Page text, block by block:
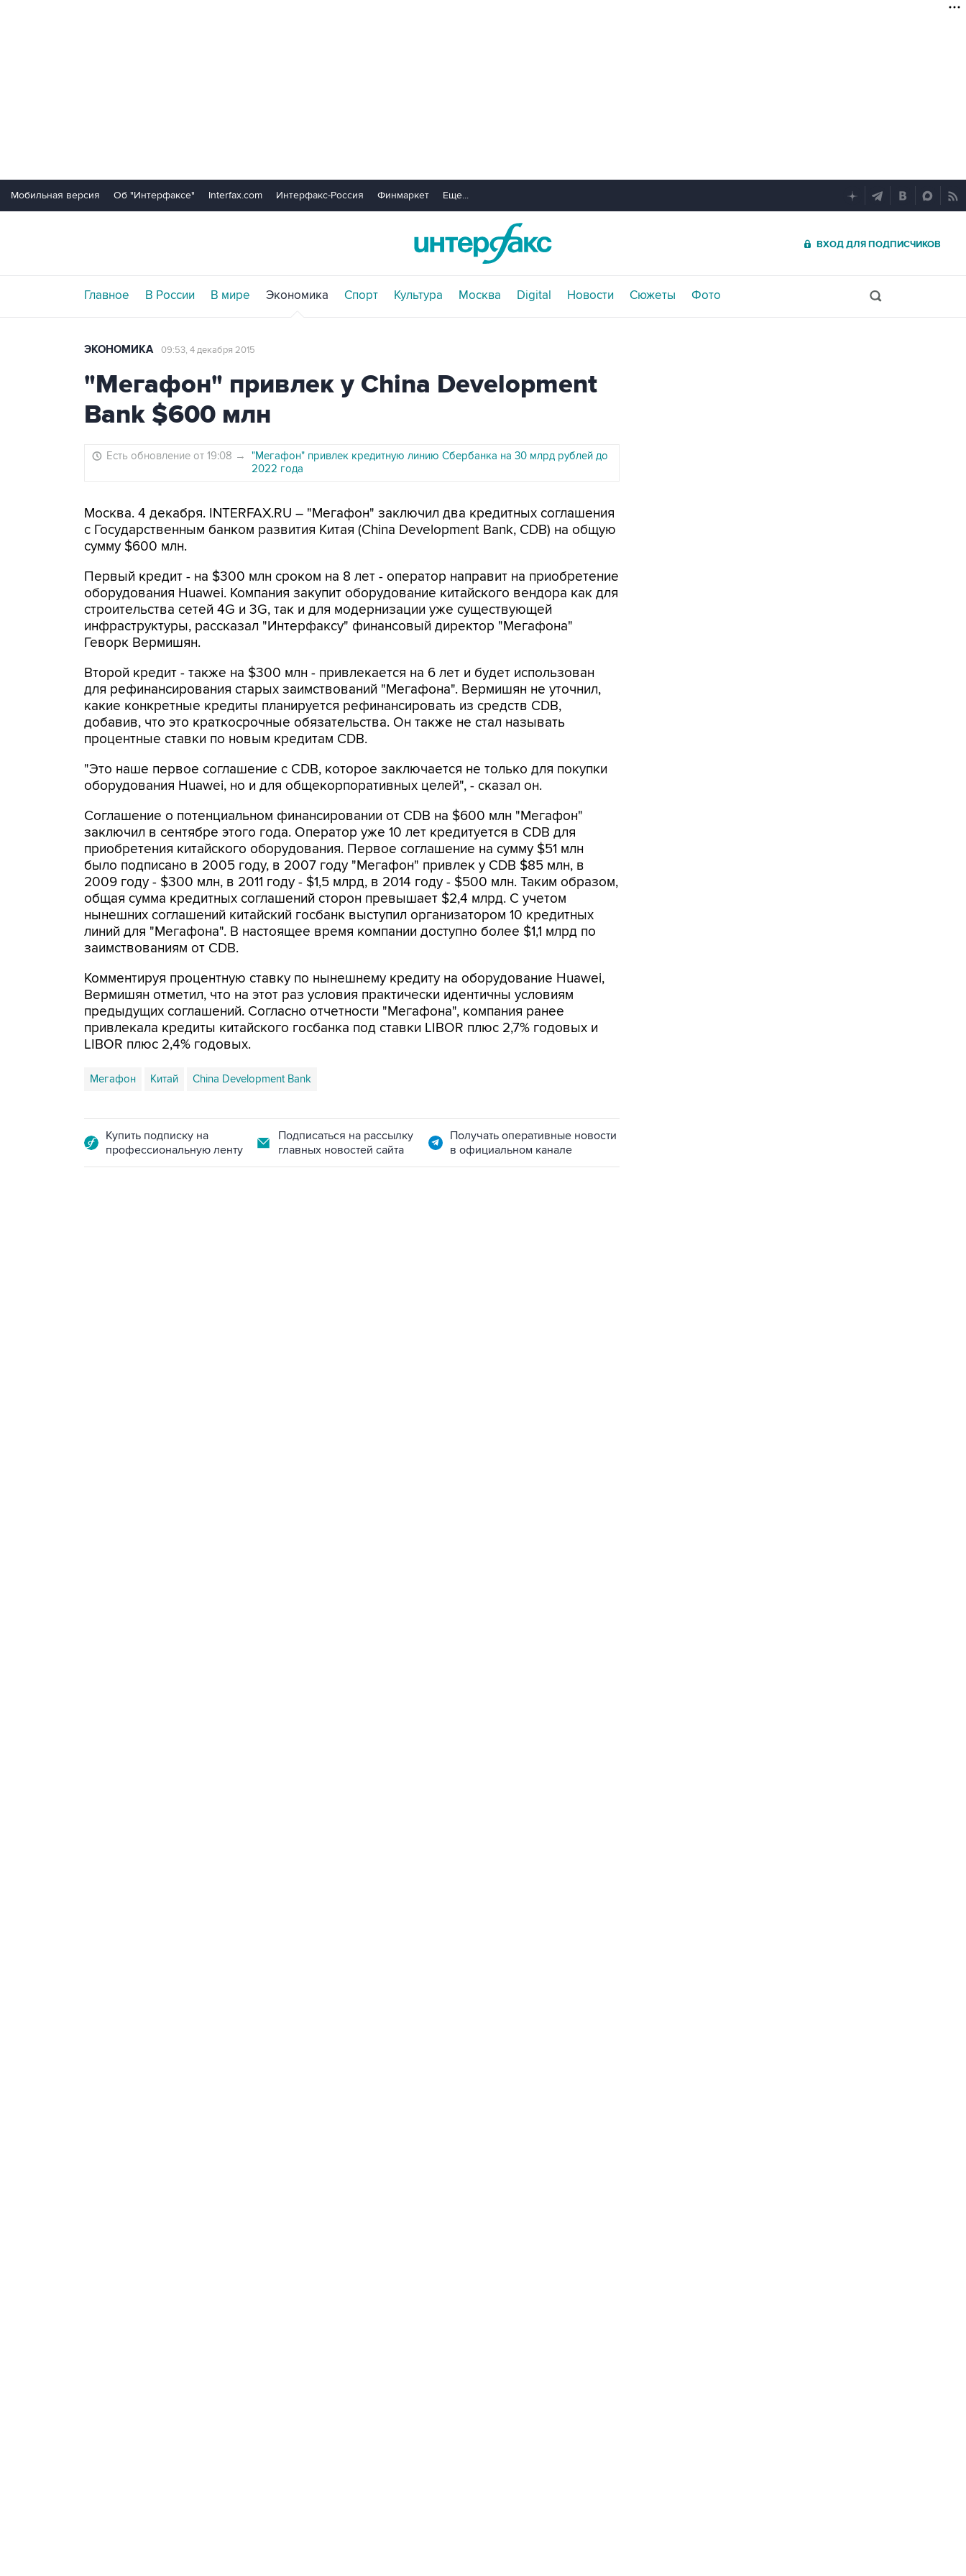
Мобильная версия Об "Интерфаксе" Interfax.com Интерфакс-Россия Финмаркет Еще...
ВХОД ДЛЯ ПОДПИСЧИКОВ
Главное В России В мире Экономика Спорт Культура Москва Digital Новости Сюжеты Фото
ЭКОНОМИКА 09:53, 4 декабря 2015
"Мегафон" привлек у China Development
Bank $600 млн
Есть обновление от 19:08 →
"Мегафон" привлек кредитную линию Сбербанка на 30 млрд рублей до
2022 года
Москва. 4 декабря. INTERFAX.RU – "Мегафон" заключил два кредитных соглашения
с Государственным банком развития Китая (China Development Bank, CDB) на общую
сумму $600 млн.
Первый кредит - на $300 млн сроком на 8 лет - оператор направит на приобретение
оборудования Huawei. Компания закупит оборудование китайского вендора как для
строительства сетей 4G и 3G, так и для модернизации уже существующей
инфраструктуры, рассказал "Интерфаксу" финансовый директор "Мегафона"
Геворк Вермишян.
Второй кредит - также на $300 млн - привлекается на 6 лет и будет использован
для рефинансирования старых заимствований "Мегафона". Вермишян не уточнил,
какие конкретные кредиты планируется рефинансировать из средств CDB,
добавив, что это краткосрочные обязательства. Он также не стал называть
процентные ставки по новым кредитам CDB.
"Это наше первое соглашение с CDB, которое заключается не только для покупки
оборудования Huawei, но и для общекорпоративных целей", - сказал он.
Соглашение о потенциальном финансировании от CDB на $600 млн "Мегафон"
заключил в сентябре этого года. Оператор уже 10 лет кредитуется в CDB для
приобретения китайского оборудования. Первое соглашение на сумму $51 млн
было подписано в 2005 году, в 2007 году "Мегафон" привлек у CDB $85 млн, в
2009 году - $300 млн, в 2011 году - $1,5 млрд, в 2014 году - $500 млн. Таким образом,
общая сумма кредитных соглашений сторон превышает $2,4 млрд. С учетом
нынешних соглашений китайский госбанк выступил организатором 10 кредитных
линий для "Мегафона". В настоящее время компании доступно более $1,1 млрд по
заимствованиям от CDB.
Комментируя процентную ставку по нынешнему кредиту на оборудование Huawei,
Вермишян отметил, что на этот раз условия практически идентичны условиям
предыдущих соглашений. Согласно отчетности "Мегафона", компания ранее
привлекала кредиты китайского госбанка под ставки LIBOR плюс 2,7% годовых и
LIBOR плюс 2,4% годовых.
Мегафон Китай China Development Bank
Купить подписку на
профессиональную ленту
Подписаться на рассылку
главных новостей сайта
Получать оперативные новости
в официальном канале